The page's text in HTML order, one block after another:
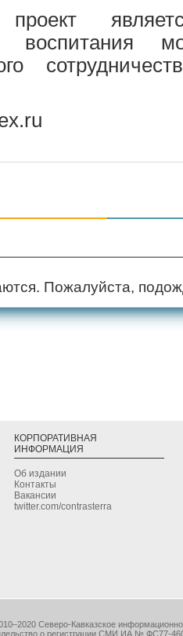
воспитания
Пожалуйста,
КОРПОРАТИВНАЯ
ИНФОРМАЦИЯ
Об издании
Контакты
Вакансии
twitter.com/contrasterra
Северо-Кавказское
о регистрации СМИ ИА № ФС77-